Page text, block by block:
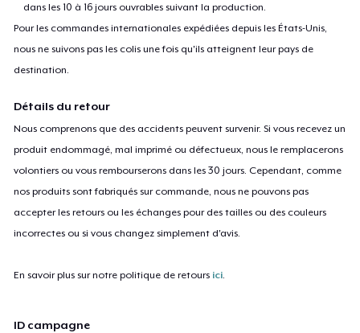
dans les 10 à 16 jours ouvrables suivant la production.
Pour les commandes internationales expédiées depuis les États-Unis,
nous ne suivons pas les colis une fois qu'ils atteignent leur pays de
destination.
Détails du retour
Nous comprenons que des accidents peuvent survenir. Si vous recevez un
produit endommagé, mal imprimé ou défectueux, nous le remplacerons
volontiers ou vous rembourserons dans les 30 jours. Cependant, comme
nos produits sont fabriqués sur commande, nous ne pouvons pas
accepter les retours ou les échanges pour des tailles ou des couleurs
incorrectes ou si vous changez simplement d'avis.
En savoir plus sur notre politique de retours ici.
ID campagne